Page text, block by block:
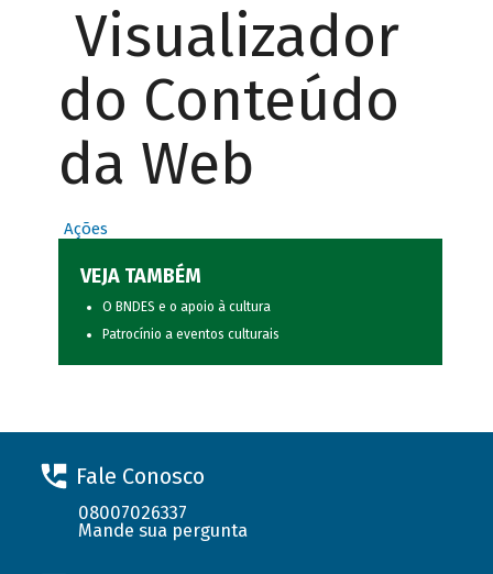
Visualizador
do Conteúdo
da Web
Ações
VEJA TAMBÉM
O BNDES e o apoio à cultura
Patrocínio a eventos culturais
Fale Conosco
08007026337
Mande sua pergunta